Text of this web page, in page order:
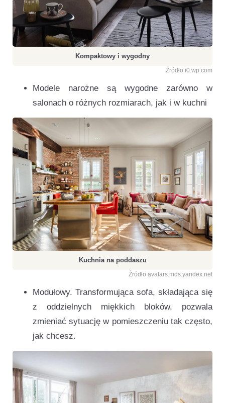
Kompaktowy i wygodny
Źródło i0.wp.com
Modele narożne są wygodne zarówno w
salonach o różnych rozmiarach, jak i w kuchni
Kuchnia na poddaszu
Źródło avatars.mds.yandex.net
Modułowy. Transformująca sofa, składająca się
z oddzielnych miękkich bloków, pozwala
zmieniać sytuację w pomieszczeniu tak często,
jak chcesz.